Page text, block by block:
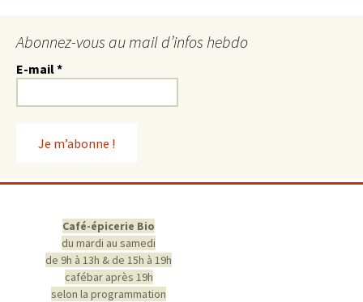
Abonnez-vous au mail d’infos hebdo
E-mail*
Café-épicerie Bio
du mardi au samedi
de 9h à 13h & de 15h à 19h
cafébar après 19h
selon la programmation